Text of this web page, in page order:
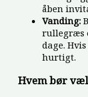
åben
Vanding:
rullegræs
dage.
hurtigt.
Hvem bør